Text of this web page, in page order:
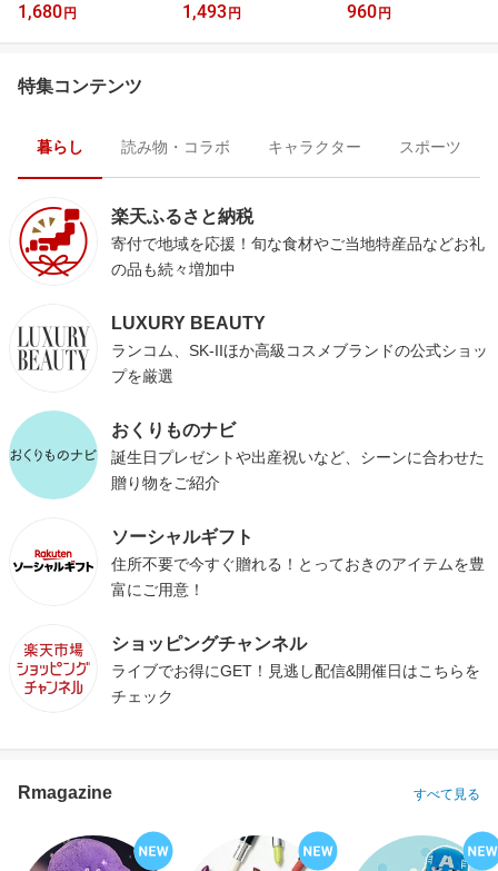
1,680 円 1,493 円 960 円
特集コンテンツ
暮らし 読み物・コラボ キャラクター スポーツ
楽天ふるさと納税
寄付で地域を応援！旬な食材やご当地特産品などお礼
の品も続々増加中
LUXURY BEAUTY
ランコム、SK-IIほか高級コスメブランドの公式ショッ
プを厳選
おくりものナビ
誕生日プレゼントや出産祝いなど、シーンに合わせた
贈り物をご紹介
ソーシャルギフト
住所不要で今すぐ贈れる！とっておきのアイテムを豊
富にご用意！
ショッピングチャンネル
ライブでお得にGET！見逃し配信&開催日はこちらを
チェック
Rmagazine すべて見る